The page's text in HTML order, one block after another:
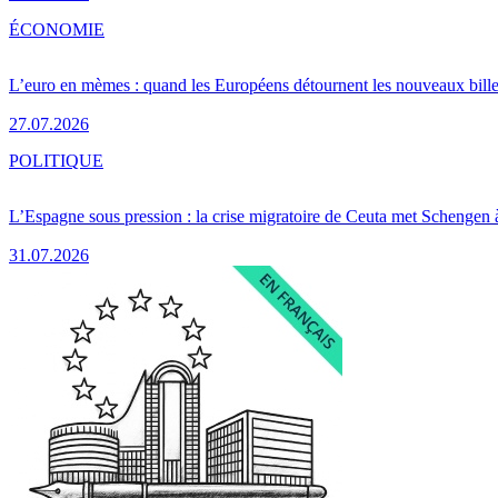
L’euro en mèmes : quand les Européens détournent les nouveaux
27.07.2026
ÉCONOMIE
L’Espagne sous pression : la crise migratoire de Ceuta met Schengen
31.07.2026
POLITIQUE